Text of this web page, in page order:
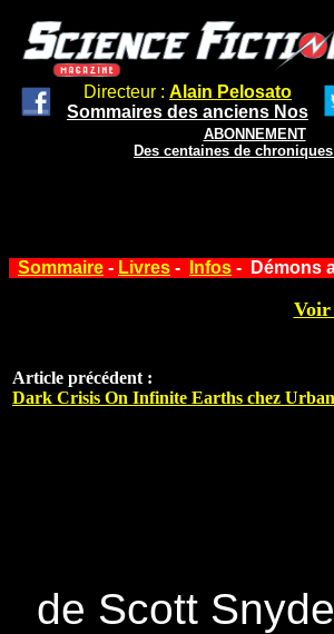
Directeur : Alain Pelosato
Sommaires des anciens Nos
ABONNEMENT
Des centaines de
Sommaire - Livres - Infos - Démons
Voir
Article précédent :
Dark Crisis On Infinite Earths chez
de Scott